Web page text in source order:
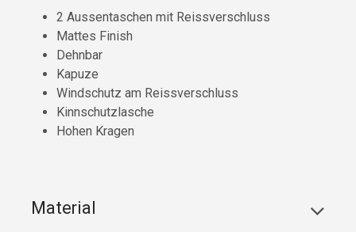
2 Aussentaschen mit Reissverschluss
Mattes Finish
Dehnbar
Kapuze
Windschutz am Reissverschluss
Kinnschutzlasche
Hohen Kragen
Material